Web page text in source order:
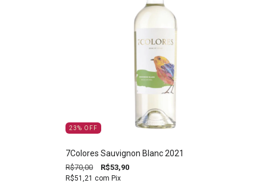
23% OFF
7Colores Sauvignon Blanc 2021
R$70,00 R$53,90
R$51,21com Pix